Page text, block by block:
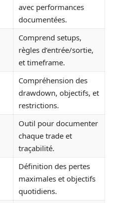
avec performances
documentées.
Comprend setups,
règles d’entrée/sortie,
et timeframe.
Compréhension des
drawdown, objectifs, et
restrictions.
Outil pour documenter
chaque trade et
traçabilité.
Définition des pertes
maximales et objectifs
quotidiens.